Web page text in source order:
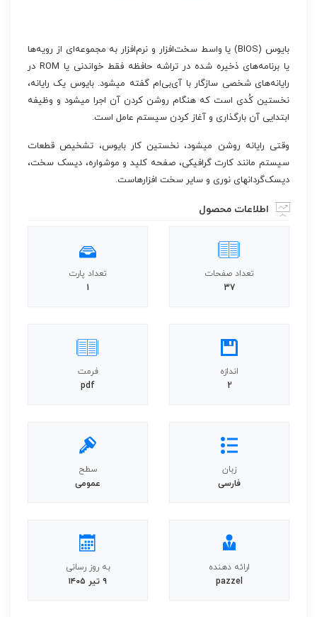
بایوس (BIOS) یا واسط سخت‌افزار و نرم‌افزار به مجموعه‌ای از رویه‌ها
یا برنامه‌های ذخیره شده در تراشه حافظه فقط خواندنی یا ROM در
رایانه‌های شخصی سازگار با آی‌بی‌ام گفته میشود. بایوس یک رایانه،
نخستین کُدی است که هنگام روشن کردن آن اجرا میشود و وظیفه
ابتدایی آن بارگذاری و آغاز کردن سیستم عامل است.
وقتی رایانه روشن میشود، نخستین کار بایوس، تشخیص قطعات
سیستم مانند کارت گرافیکی، صفحه کلید و موشواره، دیسک سخت،
دیسک‌گردانهای نوری و سایر سخت افزارهاست.
اطلاعات محصول
تعداد صفحات
37
تعداد پارت
1
اندازه
2
فرمت
pdf
زبان
فارسی
سطح
عمومی
ارائه دهنده
pazzel
به روز رسانی
۹ تیر ۱۴۰۵